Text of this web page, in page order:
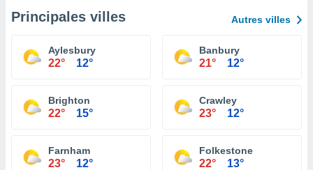
Principales villes Autres villes
Aylesbury
22° 12°
Banbury
21° 12°
Brighton
22° 15°
Crawley
23° 12°
Farnham
23° 12°
Folkestone
22° 13°